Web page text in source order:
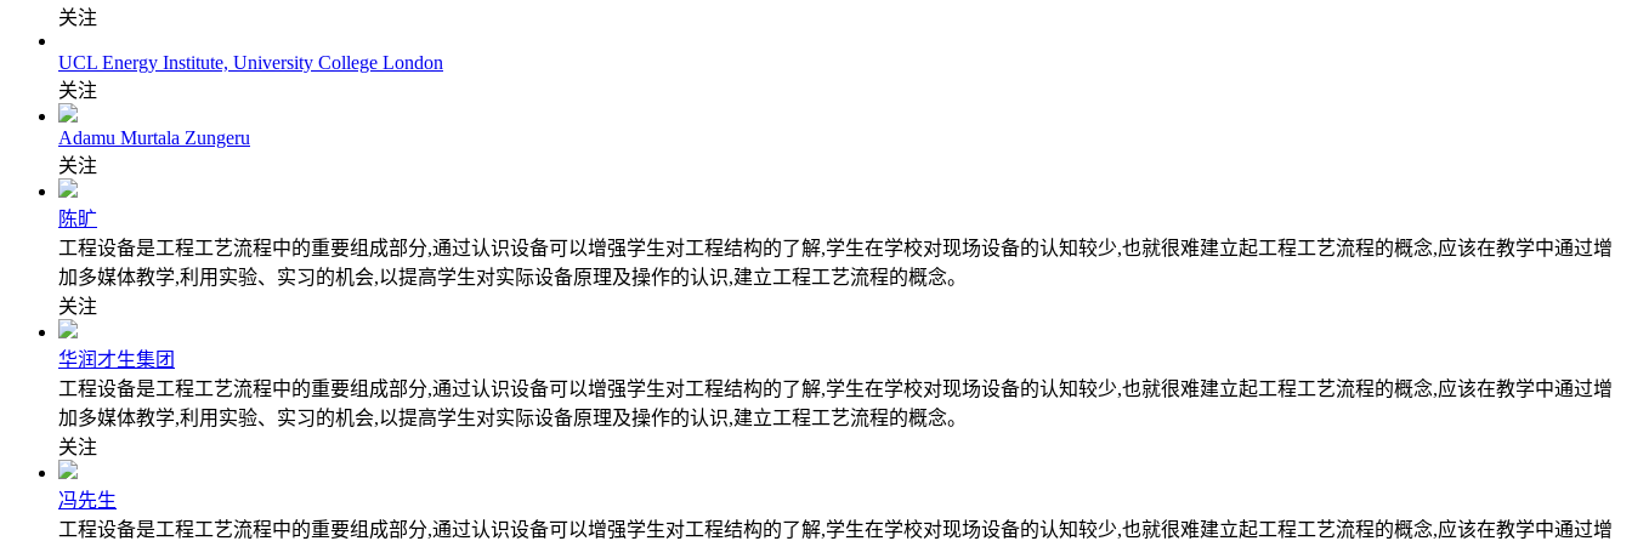
关注
UCL Energy Institute, University College London
关注
Adamu Murtala Zungeru
关注
陈旷
工程设备是工程工艺流程中的重要组成部分,通过认识设备可以增强学生对工程结构的了解,学生在学校对现场设备的认知较少,也就很难建立起工程工艺流程的概念,应该在教学中通过增
加多媒体教学,利用实验、实习的机会,以提高学生对实际设备原理及操作的认识,建立工程工艺流程的概念。
关注
华润才生集团
工程设备是工程工艺流程中的重要组成部分,通过认识设备可以增强学生对工程结构的了解,学生在学校对现场设备的认知较少,也就很难建立起工程工艺流程的概念,应该在教学中通过增
加多媒体教学,利用实验、实习的机会,以提高学生对实际设备原理及操作的认识,建立工程工艺流程的概念。
关注
冯先生
工程设备是工程工艺流程中的重要组成部分,通过认识设备可以增强学生对工程结构的了解,学生在学校对现场设备的认知较少,也就很难建立起工程工艺流程的概念,应该在教学中通过增